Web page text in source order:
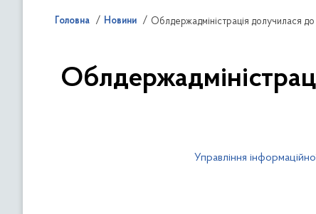
Головна Новини Облдержадміністрація долучилася
Управління